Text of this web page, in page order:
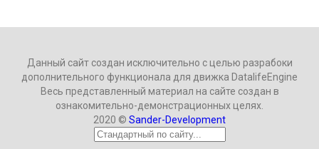
Данный сайт создан исключительно с целью разрабоки
дополнительного функционала для движка DatalifeEngine
Весь представленный материал на сайте создан в
ознакомительно-демонстрационных целях.
2020 © Sander-Development